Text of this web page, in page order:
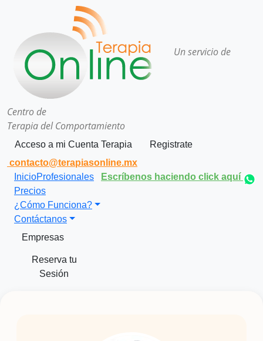
Un servicio de
Centro de
Terapia del Comportamiento
Acceso a mi Cuenta Terapia
Registrate
contacto@terapiasonline.mx
Escríbenos haciendo click aquí
InicioProfesionales
Precios
¿Cómo Funciona?
Contáctanos
Empresas
Reserva tu
Sesión